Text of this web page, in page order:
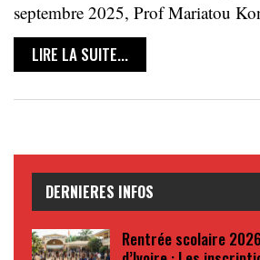
septembre 2025, Prof Mariatou
LIRE LA SUITE...
DERNIERES INFOS
Rentrée scolaire